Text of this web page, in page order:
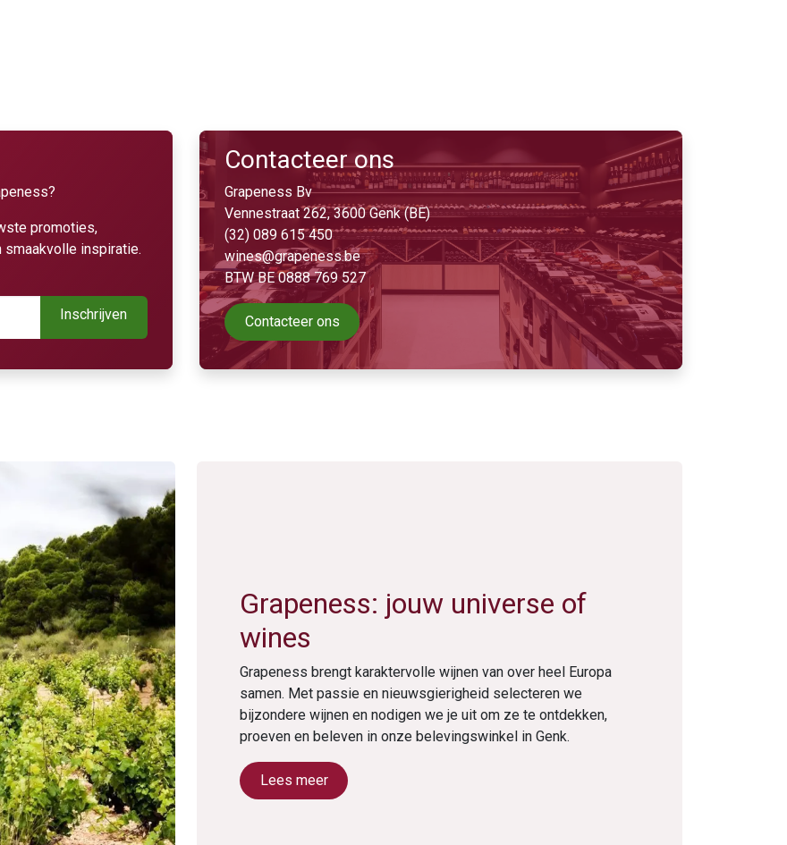
promoties,
inspiratie.
Inschrijven
Contacteer ons​
Grapeness Bv
Vennestraat 262, 3600 Genk (BE)
(32) 089 615 450
wines@grapeness.be
BTW BE 0888 769 527
Contacteer ons
Grapeness: jouw universe of
wines
Grapeness brengt karaktervolle wijnen van over heel Europa
samen. Met passie en nieuwsgierigheid selecteren we
bijzondere wijnen en nodigen we je uit om ze te ontdekken,
proeven en beleven in onze belevingswinkel in Genk.
Lees meer